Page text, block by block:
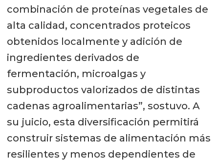
combinación de proteínas vegetales de
alta calidad, concentrados proteicos
obtenidos localmente y adición de
ingredientes derivados de
fermentación, microalgas y
subproductos valorizados de distintas
cadenas agroalimentarias”, sostuvo. A
su juicio, esta diversificación permitirá
construir sistemas de alimentación más
resilientes y menos dependientes de